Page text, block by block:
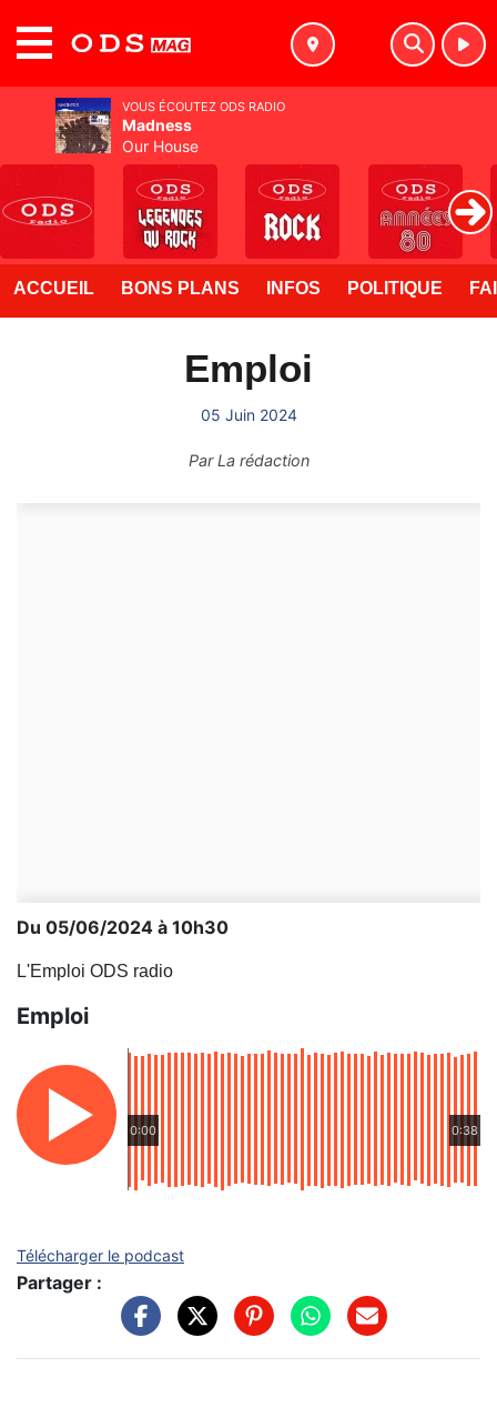
ACCUEIL BONS PLANS INFOS POLITIQUE
Emploi
05 Juin 2024
ParLa rédaction
Du 05/06/2024 à 10h30
L'Emploi ODS radio
Emploi
0:00 0:38
Télécharger le podcast
Partager :
VOUS ÉCOUTEZ ODS RADIO
Madness
Our House